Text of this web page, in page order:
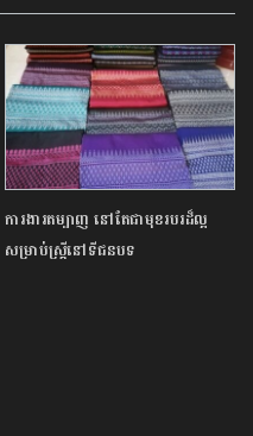
ការងារតម្បាញ នៅតែជាមុខរបរដ៏ល្អ
សម្រាប់ស្ត្រីនៅទីជនបទ